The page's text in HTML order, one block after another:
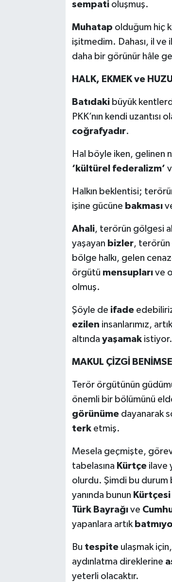
sempatioluşmuş.
Muhatap olduğum hiç
işitmedim. Dahası, il ve
daha bir görünür hâle
HALK, EKMEK ve
Batıdakibüyük
PKK’nın kendi uzantısı
coğrafyadır.
Hal böyle iken, gelinen
‘kültürel federalizm’
Halkın beklentisi;
işine gücüne bakması
Ahali, terörün gölgesi
yaşayan bizler, terörün
bölge halkı, gelen
örgütü mensuplarıve
olmuş.
Şöyle de ifade
ezilen insanlarımız,
altında yaşamakistiyor.
MAKUL ÇİZGİ
Terör örgütünün
önemli bir bölümünü
görünümedayanarak
terketmiş.
Mesela geçmişte,
tabelasına Kürtçeilave
olurdu. Şimdi bu durum
yanında bunun Kürtçesi
Türk Bayrağıve
yapanlara artık
Bu tespiteulaşmak için,
aydınlatma direklerine
yeterli olacaktır.